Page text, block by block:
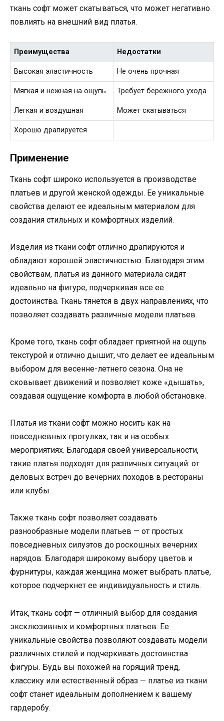
ткань софт может скатываться, что может негативно
повлиять на внешний вид платья.
Преимущества Недостатки
Высокая эластичность Не очень прочная
Мягкая и нежная на ощупь Требует бережного ухода
Легкая и воздушная Может скатываться
Хорошо драпируется
Применение
Ткань софт широко используется в производстве
платьев и другой женской одежды. Ее уникальные
свойства делают ее идеальным материалом для
создания стильных и комфортных изделий.
Изделия из ткани софт отлично драпируются и
обладают хорошей эластичностью. Благодаря этим
свойствам, платья из данного материала сидят
идеально на фигуре, подчеркивая все ее
достоинства. Ткань тянется в двух направлениях, что
позволяет создавать различные модели платьев.
Кроме того, ткань софт обладает приятной на ощупь
текстурой и отлично дышит, что делает ее идеальным
выбором для весенне-летнего сезона. Она не
сковывает движений и позволяет коже «дышать»,
создавая ощущение комфорта в любой обстановке.
Платья из ткани софт можно носить как на
повседневных прогулках, так и на особых
мероприятиях. Благодаря своей универсальности,
такие платья подходят для различных ситуаций: от
деловых встреч до вечерних походов в рестораны
или клубы.
Также ткань софт позволяет создавать
разнообразные модели платьев — от простых
повседневных силуэтов до роскошных вечерних
нарядов. Благодаря широкому выбору цветов и
фурнитуры, каждая женщина может выбрать платье,
которое подчеркнет ее индивидуальность и стиль.
Итак, ткань софт — отличный выбор для создания
эксклюзивных и комфортных платьев. Ее
уникальные свойства позволяют создавать модели
различных стилей и подчеркивать достоинства
фигуры. Будь вы похожей на горящий тренд,
классику или естественный образ — платье из ткани
софт станет идеальным дополнением к вашему
гардеробу.